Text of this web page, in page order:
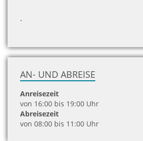
.
AN- UND ABREISE
Anreisezeit
von 16:00 bis 19:00 Uhr
Abreisezeit
von 08:00 bis 11:00 Uhr